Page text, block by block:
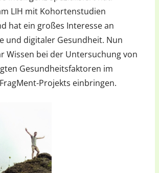
LIH mit Kohortenstudien
hat ein großes Interesse an
und digitaler Gesundheit. Nun
Wissen bei der Untersuchung von
Gesundheitsfaktoren im
Projekts einbringen.